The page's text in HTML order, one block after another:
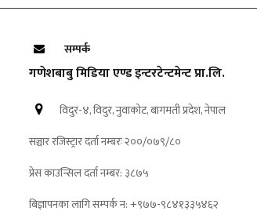
सम्पर्क
गणेशबाबु मिडिया एण्ड इन्टरटेन्टमेन्ट प्रा.लि.
विदुर-४, विदुर, नुवाकोट, बागमती प्रदेश, नेपाल
सञ्चार रजिस्ट्रार दर्ता नम्बरः २००/०७९/८०
प्रेस काउन्सिल दर्ता नम्बर: ३८७५
बिज्ञापनका लागि सम्पर्क न: +९७७-९८४१३३५४६२